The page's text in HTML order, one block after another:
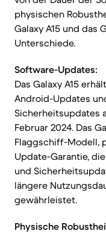
physischen
Galaxy A15 und das
Unterschiede.
Software-Updates:
Das Galaxy A15
Android-Updates
Sicherheitsupdates
Februar 2024. Das
Flaggschiff-Modell,
Update-Garantie,
und
längere
gewährleistet.
Physische